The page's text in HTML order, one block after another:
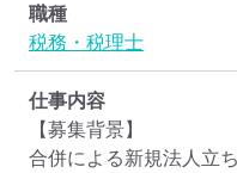
職種
税務・税理士
仕事内容
【募集背景】
合併による新規法人立